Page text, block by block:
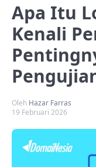
Apa Itu
Kenali
Oleh Hazar Farras
19 Februari 2026